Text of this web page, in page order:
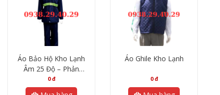
Áo Bảo Hộ Kho Lạnh
Âm 25 Độ – Phản
Quang Bụng
0đ
Áo Ghile Kho Lạnh
0đ